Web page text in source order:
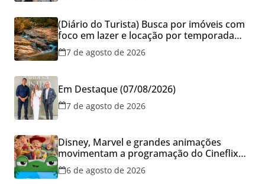
(Diário do Turista) Busca por imóveis com
foco em lazer e locação por temporada
cresce no Brasil
7 de agosto de 2026
Em Destaque (07/08/2026)
7 de agosto de 2026
Disney, Marvel e grandes animações
movimentam a programação do Cineflix
do Aparecida Shopping
6 de agosto de 2026